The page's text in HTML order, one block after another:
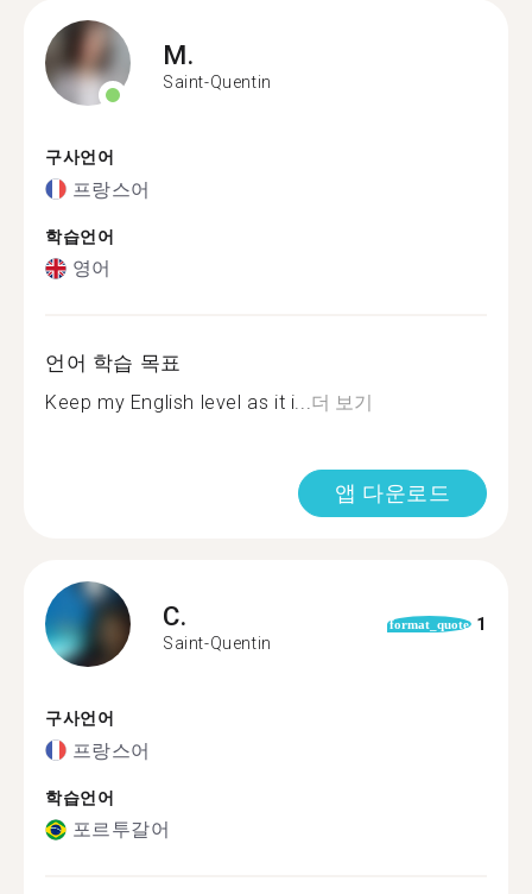
M.
Saint-Quentin
구사언어
프랑스어
학습언어
영어
언어 학습 목표
Keep my English level as it i...더 보기
앱 다운로드
C.
Saint-Quentin
format_quote 1
구사언어
프랑스어
학습언어
포르투갈어